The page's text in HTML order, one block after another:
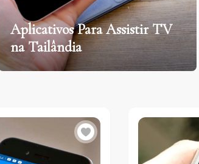
Aplicativos Para Assistir TV
na Tailândia